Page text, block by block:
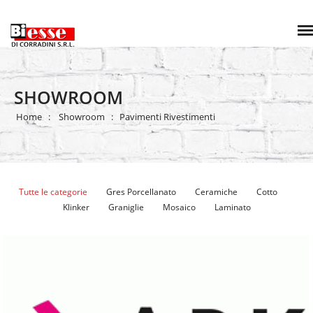
SHOWROOM
Home Showroom Pavimenti Rivestimenti
Tutte le categorie Gres Porcellanato Ceramiche
Cotto
Klinker
Graniglie Mosaico Laminato